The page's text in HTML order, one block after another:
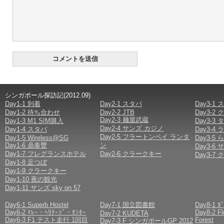
シンガポール探訪記(2012.09)
Day1-1 到着
Day1-2 待ち合わせ
Day1-3 M1 SIM購入
Day1-4 スタバ
Day1-5 Wireless@SG
Day1-6 鼎泰豐
Day1-7 フレグランスホテル
Day1-8 足つぼ
Day1-9 クラークキー
Day1-10 夜の観光
Day1-11 サンズ sky on 57
Day2-1 スタバ
Day2-2 JTB
Day2-3 麺屋武蔵
Day2-4 サンズ カジノ
Day2-5 フラートンベイ ランタ
ン
Day2-6 クラークキー
Day3-1
Day3-2
Day3-3
Day3-4
Day3-5
Day3-6
Day3-7
Day6-1 Superb Hostel
Day6-2 ﾏﾚｰ・ﾍﾘﾃｰｼﾞ・ｾﾝﾀｰ
Day6-3 F1 テスト走行 1回目
Day7-1 国立図書館
Day7-2 KUDETA
Day7-3 F シンガポールGP 2012
Day8-1 ｶ
Day8-2
Forest